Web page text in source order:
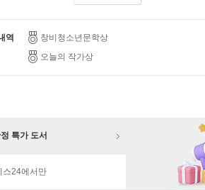
역
창비청소년문학상
오늘의 작가상
특가 도서
스24에서만